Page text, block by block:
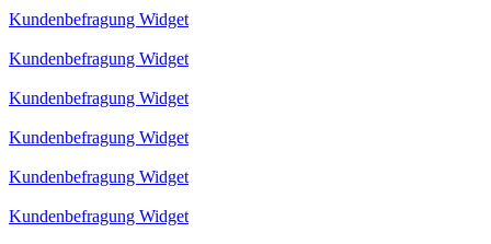
Kundenbefragung Widget
Kundenbefragung Widget
Kundenbefragung Widget
Kundenbefragung Widget
Kundenbefragung Widget
Kundenbefragung Widget